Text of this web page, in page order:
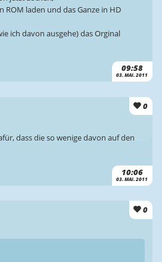
09:58
03. MAI. 2011
laden und das Ganze in HD
ich davon ausgehe) das Orginal
0
10:06
03. MAI. 2011
dass die so wenige davon auf den
0